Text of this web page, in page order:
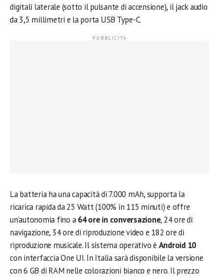
digitali laterale (sotto il pulsante di accensione), il jack audio
da 3,5 millimetri e la porta USB Type-C.
La batteria ha una capacità di 7.000 mAh, supporta la
ricarica rapida da 25 Watt (100% in 115 minuti) e offre
un’autonomia fino a64 ore in conversazione, 24 ore di
navigazione, 34 ore di riproduzione video e 182 ore di
riproduzione musicale. Il sistema operativo è Android 10
con interfaccia One UI. In Italia sarà disponibile la versione
con 6 GB di RAM nelle colorazioni bianco e nero. Il prezzo